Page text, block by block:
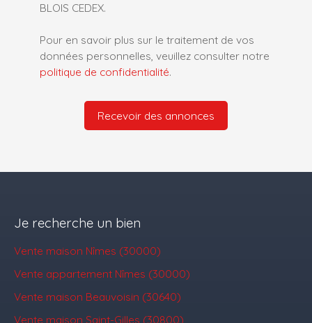
BLOIS CEDEX.
Pour en savoir plus sur le traitement de vos
données personnelles, veuillez consulter notre
politique de confidentialité.
Recevoir des annonces
Je recherche un bien
Vente maison Nîmes (30000)
Vente appartement Nîmes (30000)
Vente maison Beauvoisin (30640)
Vente maison Saint-Gilles (30800)